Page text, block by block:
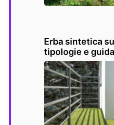
Erba sintetica
tipologie e